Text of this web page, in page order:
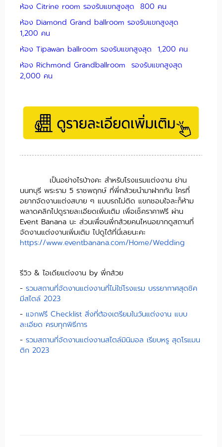
ห้อง Citrine room รองรับแขกสูงสุด 800 คน
ห้อง Diamond Grand ballroom รองรับแขกสูงสุด
1,200 คน
ห้อง Tipawan ballroom รองรับแขกสูงสุด 1,200 คน
ห้อง Richmond Grandballroom รองรับแขกสูงสุด
2,000 คน
เป็นอย่างไรบ้างคะ สำหรับโรงแรมแต่งงาน ย่าน
นนทบุรี พระราม 5 ราชพฤกษ์ ที่พี่กล้วยนำมาฝากกัน ใครที่
อยากจัดงานแต่งสบาย ๆ แบบรถไม่ติด แขกชอบใจละก็ห้าม
พลาดคลิกไปดูรายละเอียดเพิ่มเติม เพื่อเช็คราคาฟรี ผ่าน
Event Banana นะ ส่วนเพื่อนพี่กล้วยคนไหนอยากดูสถานที่
จัดงานแต่งงานเพิ่มเติม ไปดูได้ที่นี่เลยนะคะ
https://www.eventbanana.com/Home/Wedding
รีวิว & ไอเดียแต่งงาน by พี่กล้วย
- รวมสถานที่จัดงานแต่งงานที่ไม่ใช่โรงแรม บรรยากาศสุดชิค
มีสไตล์ 2023
- แจกฟรี Checklist สิ่งที่ต้องเตรียมในวันแต่งงาน แบบ
ละเอียด ครบทุกพิธีการ
- รวมสถานที่จัดงานแต่งงานสไตล์มินิมอล เรียบหรู สุดโรแมน
ติก 2023